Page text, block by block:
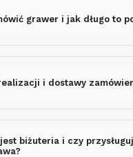
grawer i jak długo to
grawerem
i dostawy
biżuteria i czy